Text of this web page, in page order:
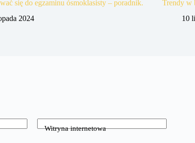
się do egzaminu ósmoklasisty – poradnik.
2024
Trendy w
10
Witryna internetowa